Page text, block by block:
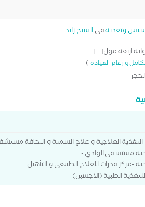
وتغذيةفيالشيخ زايد
اربعة مول[...]
وارقام العيادة)
مستشفى الوادي -
-مركز قدرات للعلاج الطبيعي و التأهيل.
الطبية (الاجسبن)